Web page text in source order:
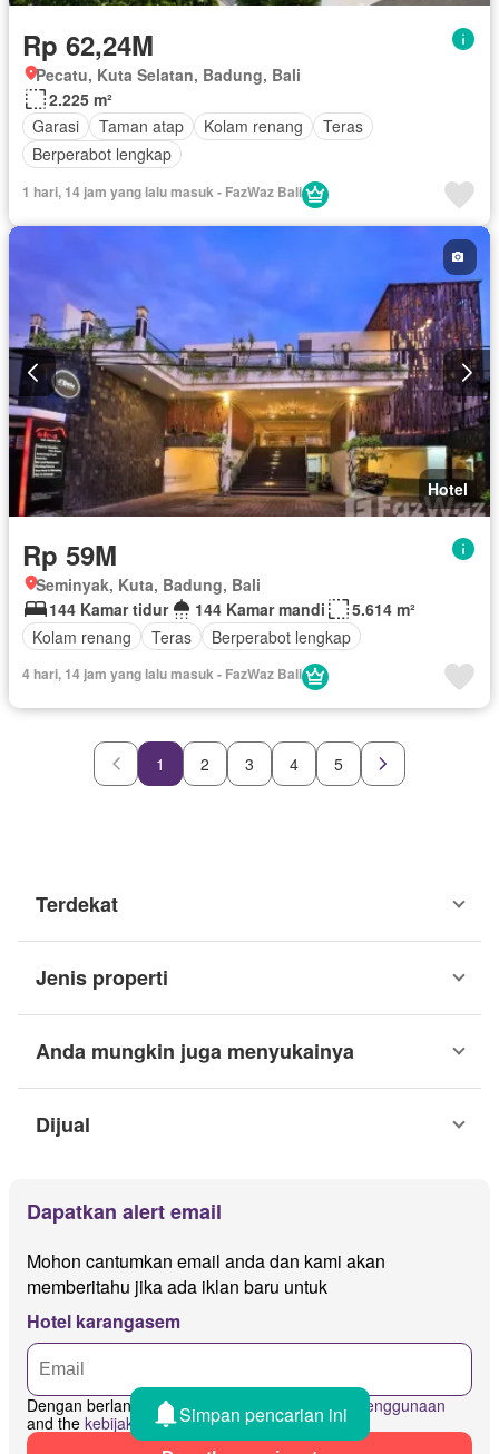
Rp 62,24M
Pecatu, Kuta Selatan, Badung, Bali
2.225 m²
Garasi
Taman atap Kolam renang
Teras
Berperabot lengkap
1 hari, 14 jam yang lalu masuk - FazWaz Bali
Hotel
Rp 59M
Seminyak, Kuta, Badung, Bali
144 Kamar tidur
144 Kamar mandi
5.614 m²
Kolam renang
Teras Berperabot lengkap
4 hari, 14 jam yang lalu masuk - FazWaz Bali
1 2 3 4 5
Terdekat
Jenis properti
Anda mungkin juga menyukainya
Dijual
Dapatkan alert email
Mohon cantumkan email anda dan kami akan
memberitahu jika ada iklan baru untuk
Hotel karangasem
Dengan berlangganan saya menyetujui
syarat penggunaan
and the kebijakan privasiSimpan pencarian ini